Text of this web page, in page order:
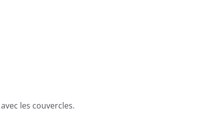
les couvercles.